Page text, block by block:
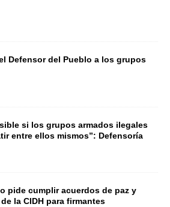
Defensor del Pueblo a los grupos
si los grupos armados ilegales
entre ellos mismos”: Defensoría
pide cumplir acuerdos de paz y
la CIDH para firmantes